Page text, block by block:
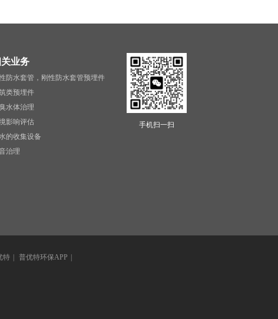
业务
防水套管，刚性防水套管预埋件
类预埋件
水体治理
影响评估
的收集设备
治理
手机扫一扫
特 | 普优特环保APP |